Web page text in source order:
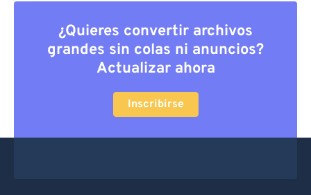
¿Quieres convertir archivos
grandes sin colas ni anuncios?
Actualizar ahora
Inscribirse